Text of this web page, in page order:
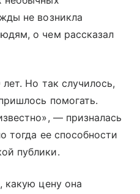
не возникла
о чем рассказал
Но так случилось,
помогать.
— призналась
тогда ее способности
публики.
какую цену она